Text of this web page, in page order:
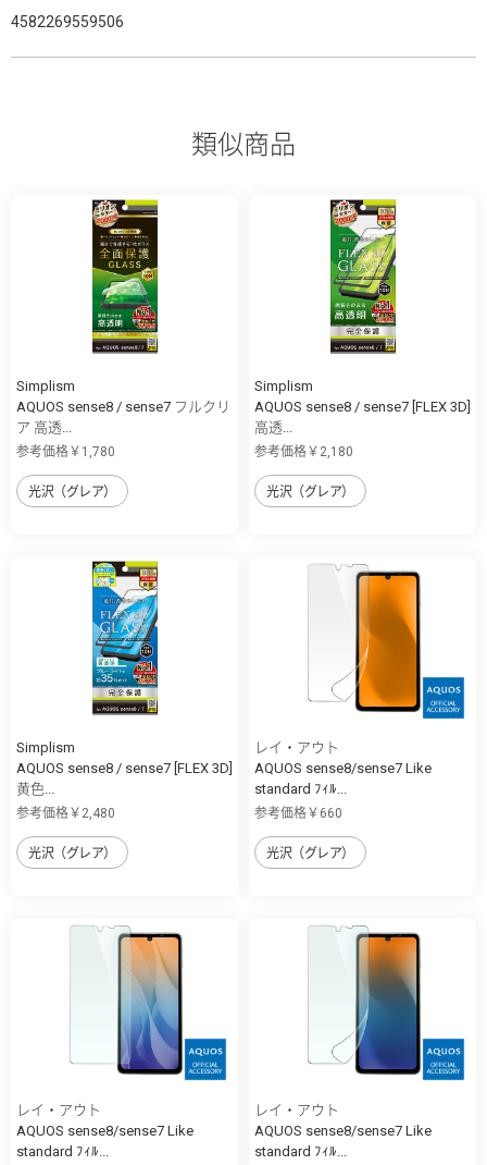
4582269559506
類似商品
Simplism
AQUOS sense8 / sense7 フルクリ
ア 高透...
参考価格￥1,780
光沢（グレア）
Simplism
AQUOS sense8 / sense7 [FLEX 3D]
高透...
参考価格￥2,180
光沢（グレア）
Simplism
AQUOS sense8 / sense7 [FLEX 3D]
黄色...
参考価格￥2,480
光沢（グレア）
レイ・アウト
AQUOS sense8/sense7 Like
standard ﾌｨﾙ...
参考価格￥660
光沢（グレア）
レイ・アウト
AQUOS sense8/sense7 Like
standard ﾌｨﾙ...
レイ・アウト
AQUOS sense8/sense7 Like
standard ﾌｨﾙ...